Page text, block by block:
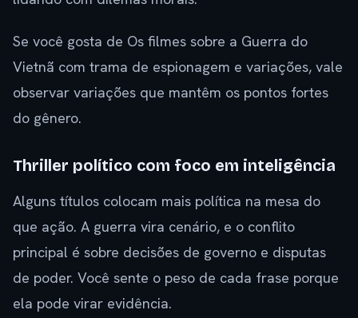
Se você gosta de Os filmes sobre a Guerra do
Vietnã com trama de espionagem e variações, vale
observar variações que mantêm os pontos fortes
do gênero.
Thriller político com foco em inteligência
Alguns títulos colocam mais política na mesa do
que ação. A guerra vira cenário, e o conflito
principal é sobre decisões de governo e disputas
de poder. Você sente o peso de cada frase porque
ela pode virar evidência.